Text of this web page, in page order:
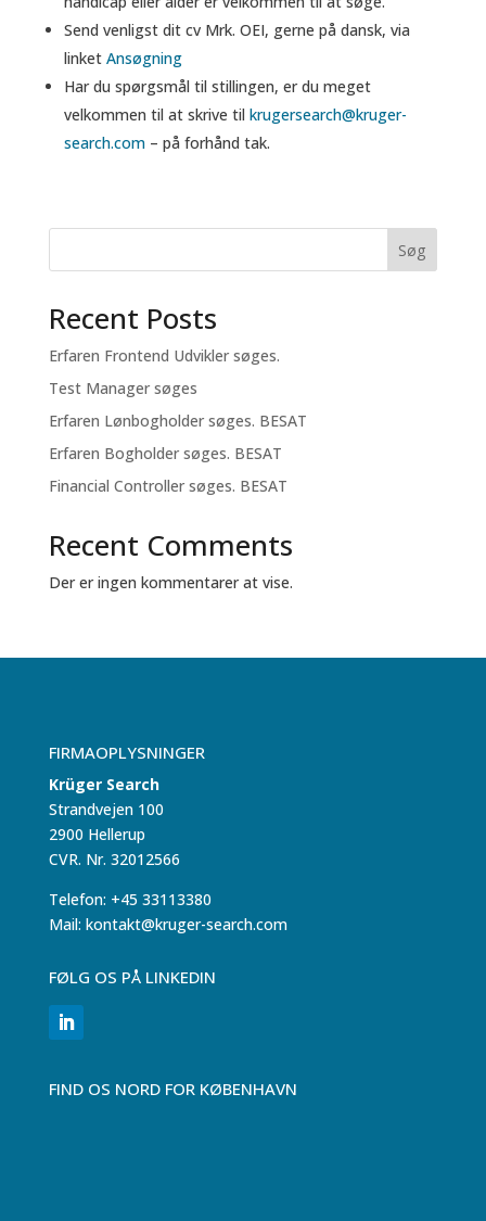
Send venligst dit cv Mrk. OEI, gerne på dansk, via
linket Ansøgning
Har du spørgsmål til stillingen, er du meget
velkommen til at skrive til krugersearch@kruger-
search.com– på forhånd tak.
Søg
Recent Posts
Erfaren Frontend Udvikler søges.
Test Manager søges
Erfaren Lønbogholder søges. BESAT
Erfaren Bogholder søges. BESAT
Financial Controller søges. BESAT
Recent Comments
Der er ingen kommentarer at vise.
FIRMAOPLYSNINGER
Krüger Search
Strandvejen 100
2900 Hellerup
CVR. Nr. 32012566
Telefon: +45 33113380
Mail: kontakt@kruger-search.com
FØLG OS PÅ LINKEDIN
FIND OS NORD FOR KØBENHAVN